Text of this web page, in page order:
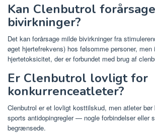
Kan Clenbutrol
bivirkninger?
Det kan forårsage milde bivirkninger fra
øget hjertefrekvens) hos følsomme personer,
hjertetoksicitet, der er forbundet med brug af
Er Clenbutrol lovligt for
konkurrenceatleter?
Clenbutrol er et lovligt kosttilskud, men atleter bør
sports antidopingregler — nogle forbindelser eller
begrænsede.